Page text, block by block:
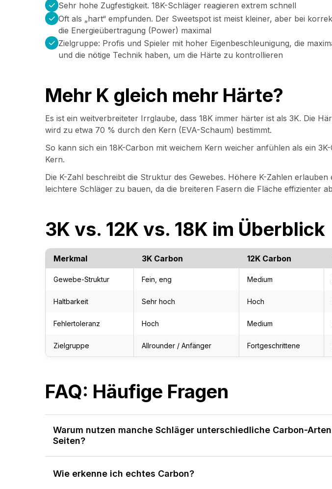
Sehr hohe Zugfestigkeit. 18K-Schläger reagieren extrem schnell
Oft als „hart“ empfunden. Der Sweetspot ist meist kleiner, aber bei
die Energieübertragung (Power) maximal
Zielgruppe: Profis und Spieler mit hoher Eigenbeschleunigung, die
und die nötige Technik haben, um die Härte zu kontrollieren
Mehr K gleich mehr Härte?
Es ist ein weitverbreiteter Irrglaube, dass 18K immer härter ist als 3K. Die
wird zu etwa 70 % durch den Kern (EVA-Schaum) bestimmt.
So kann sich ein 18K-Carbon mit weichem Kern weicher anfühlen als ein
Kern.
Die K-Zahl beschreibt die Struktur des Gewebes. Höhere K-Zahlen
leichtere Schläger zu bauen, da die breiteren Fasern die Fläche effizienter
3K vs. 12K vs. 18K im Überblick
Merkmal 3K Carbon 12K Carbon
Gewebe-Struktur Fein, eng Medium
Haltbarkeit Sehr hoch Hoch
Fehlertoleranz Hoch Medium
Zielgruppe Allrounder / Anfänger Fortgeschrittene
FAQ: Häufige Fragen
Warum nutzen manche Schläger unterschiedliche Carbon-
Seiten?
Wie erkenne ich echtes Carbon?